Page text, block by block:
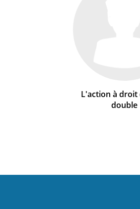
L'action à droit
double